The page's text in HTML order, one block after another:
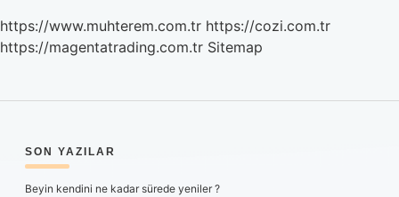
https://www.muhterem.com.tr https://cozi.com.tr
https://magentatrading.com.tr Sitemap
SIDEBAR
SON YAZILAR
Beyin kendini ne kadar sürede yeniler ?